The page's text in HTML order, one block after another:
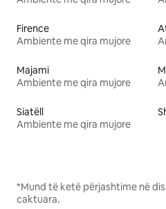
Firence
Ambiente me qira mujore
Majami
Ambiente me qira mujore
Siatëll
Ambiente me qira mujore
*Mund të ketë përjashtime në
caktuara.